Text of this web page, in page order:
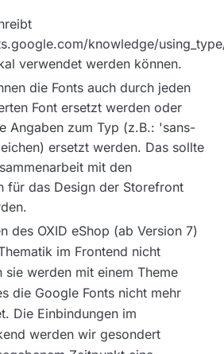
knowledge/
verwendet werden können.
die Fonts auch durch jeden
Font ersetzt werden oder
Angaben zum Typ (z.B.: 'sans-
ersetzt werden. Das sollte
mit den
für das Design der Storefront
des OXID eShop (ab Version 7)
im Frontend nicht
sie werden mit einem Theme
die Google Fonts nicht mehr
Die Einbindungen im
werden wir gesondert